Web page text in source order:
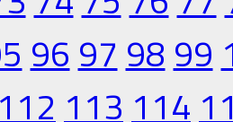
96 97 98 99
112 113 114